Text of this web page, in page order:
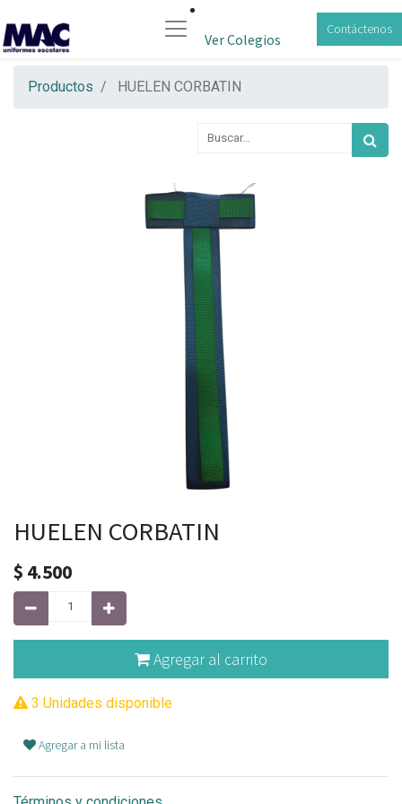
Ver Colegios
Contáctenos
Productos HUELEN CORBATIN
HUELEN CORBATIN
$ 4.500
Agregar al carrito
3 Unidades disponible
Agregar a mi lista